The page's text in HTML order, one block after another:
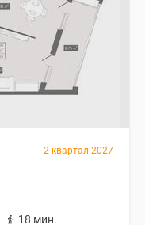
2 квартал 2027
18 мин.